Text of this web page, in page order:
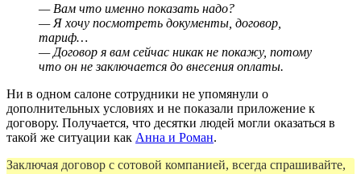
— Вам что именно показать надо?
— Я хочу посмотреть документы, договор,
тариф…
— Договор я вам сейчас никак не покажу, потому
что он не заключается до внесения оплаты.
Ни в одном салоне сотрудники не упомянули о
дополнительных условиях и не показали приложение к
договору. Получается, что десятки людей могли оказаться в
такой же ситуации как Анна и Роман.
Заключая договор с сотовой компанией, всегда спрашивайте,